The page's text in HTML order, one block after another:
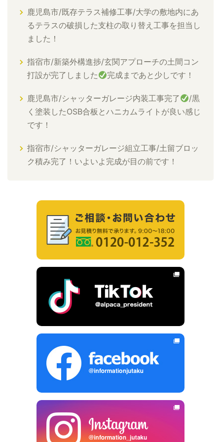
鹿児島市/既存テラス補修工事/大学の敷地内にあ
るテラスの破損した支柱の取り替え工事を担当し
ました！
指宿市/新築外構進捗/玄関アプローチの土間コン
打設が完了しました
完成まであと少しです！
鹿児島市/シャッターガレージ内装工事完了
/黒
く塗装したOSB合板とハニカムライトが良い感じ
です！
指宿市/シャッターガレージ組立工事/土留ブロッ
ク積み完了！いよいよ完成が目の前です！